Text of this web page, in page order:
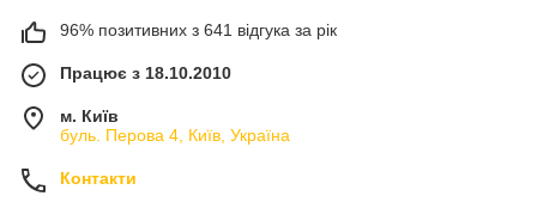
96% позитивних з 641 відгука за рік
Працює з 18.10.2010
м. Київ
буль. Перова 4, Київ, Україна
Контакти